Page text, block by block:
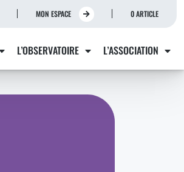
MON ESPACE 0 ARTICLE
L’OBSERVATOIRE L’ASSOCIATION